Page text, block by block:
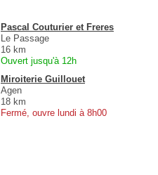
Pascal Couturier et Freres
Le Passage
16 km
Ouvert jusqu'à 12h
Miroiterie Guillouet
Agen
18 km
Fermé, ouvre lundi à 8h00